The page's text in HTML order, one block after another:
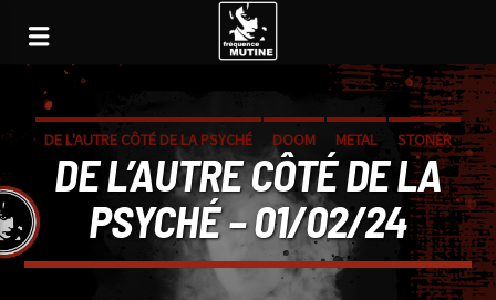
DE L'AUTRE CÔTÉ DE LA PSYCHÉ DOOM METAL STONER
DE L’AUTRE CÔTÉ DE LA
PSYCHÉ – 01/02/24